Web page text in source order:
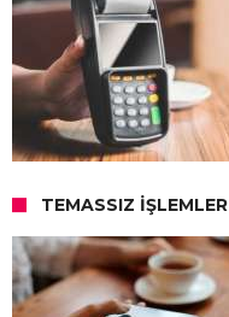
TEMASSIZ İŞLEMLER